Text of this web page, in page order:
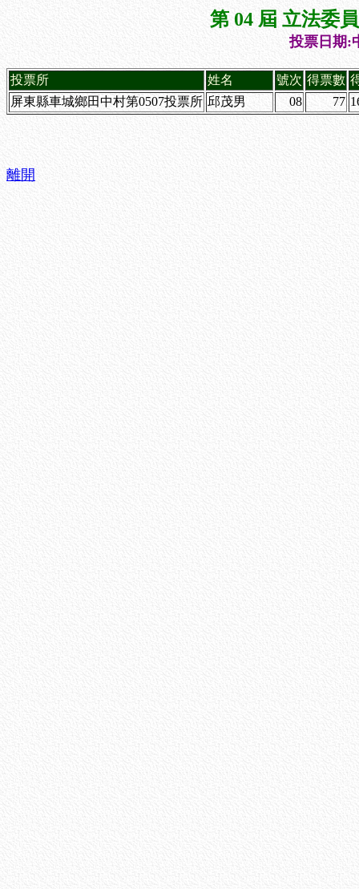
第 04 屆 立法委
投票日期:
投票所 姓名 號次 得票數
屏東縣車城鄉田中村第0507投票所 邱茂男 08 77
離開